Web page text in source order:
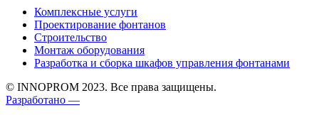
Комплексные услуги
Проектирование фонтанов
Строительство
Монтаж оборудования
Разработка и сборка шкафов управления фонтанами
© INNOPROM 2023. Все права защищены.
Разработано —